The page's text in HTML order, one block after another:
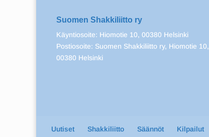
Suomen Shakkiliitto ry
Käyntiosoite: Hiomotie 10, 00380 Helsinki
Postiosoite: Suomen Shakkiliitto ry, Hiomotie 10,
00380 Helsinki
Uutiset Shakkiliitto Säännöt Kilpailut